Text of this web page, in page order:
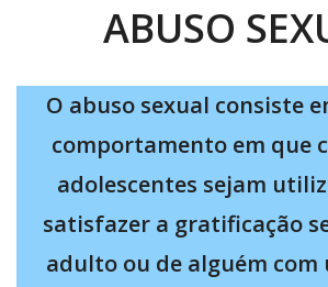
ABUSO
O abuso sexual consiste
comportamento em que
adolescentes sejam
satisfazer a gratificação
adulto ou de alguém com